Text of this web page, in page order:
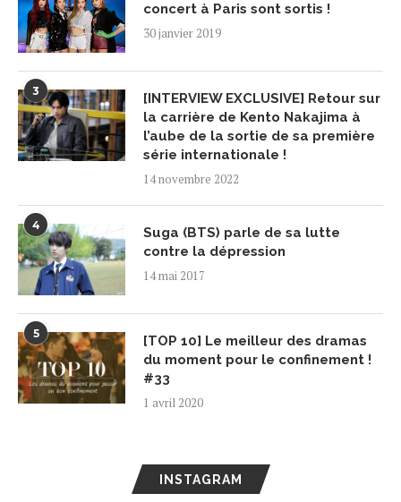
concert à Paris sont sortis !
30 janvier 2019
3
[INTERVIEW EXCLUSIVE] Retour sur
la carrière de Kento Nakajima à
l’aube de la sortie de sa première
série internationale !
14 novembre 2022
4
Suga (BTS) parle de sa lutte
contre la dépression
14 mai 2017
5
[TOP 10] Le meilleur des dramas
du moment pour le confinement !
#33
1 avril 2020
INSTAGRAM